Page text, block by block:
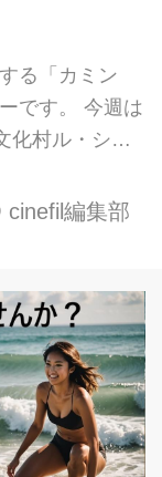
り、ホースメ
。 N.Y.～マカ
にかけたイリ
決戦の...
る「カミン
です。 今週は
化村ル・シネ
作映画「グラ
介しましょ
祭のコンペテ
された作品
歌賞にもノミ
督はイタリア
ノ。カンヌ映
受賞歴もあ
cinefil編集部